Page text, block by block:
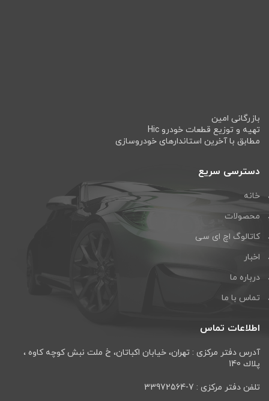
بازرگانی امین
تهیه و توزیع قطعات خودرو Hic
مطابق با آخرین استاندارهای خودروسازی
دسترسی سریع
خانه
محصولات
کاتالوگ اچ ای سی
اخبار
درباره ما
تماس با ما
اطلاعات تماس
آدرس دفتر مرکزی : تهران، خيابان اكباتان، خ ملت نبش كوچه كاوه ،
پلاك 140
تلفن دفتر مرکزی : 7-33972564